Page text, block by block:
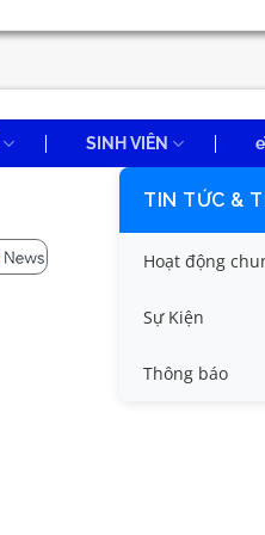
SINH VIÊN
TIN TỨC &
Hoạt động
Tin công
Tin đào tạo
Sự Kiện
Thông báo